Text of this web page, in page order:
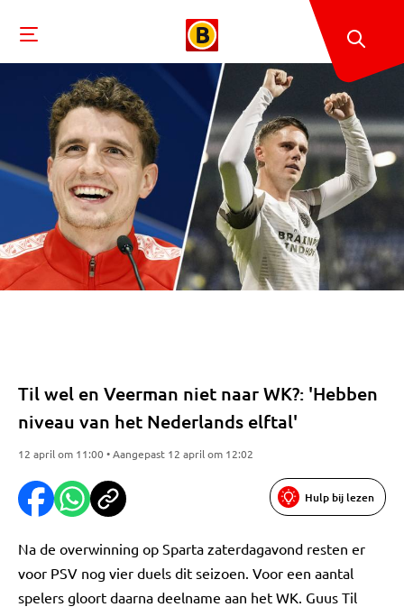
Til wel en Veerman niet naar WK?: 'Hebben
niveau van het Nederlands elftal'
12 april om 11:00 • Aangepast 12 april om 12:02
Hulp bij lezen
Na de overwinning op Sparta zaterdagavond resten er
voor PSV nog vier duels dit seizoen. Voor een aantal
spelers gloort daarna deelname aan het WK. Guus Til